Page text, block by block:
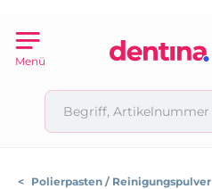
Menü
< Polierpasten / Reinigungspulver